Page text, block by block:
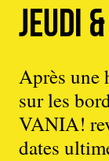
jeudi
Après une
sur les
VANIA!
dates